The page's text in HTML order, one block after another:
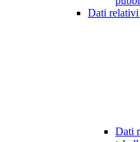
Dati relativi
Dati